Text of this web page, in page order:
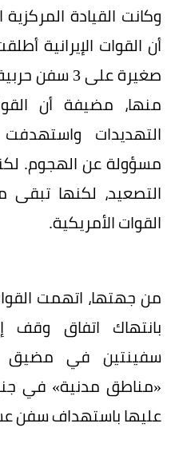
وكانت القيادة
أن القوات الإيرانية
صغيرة على 3
منها، مضيفة أن
التهديدات
مسؤولة عن الهجوم.
التصعيد، لكنها
القوات الأمريكية.
من جهتها، اتهمت القوات
بانتهاك اتفاق وقف
سفينتين في
«مناطق مدنية» في
عليها باستهداف سفن